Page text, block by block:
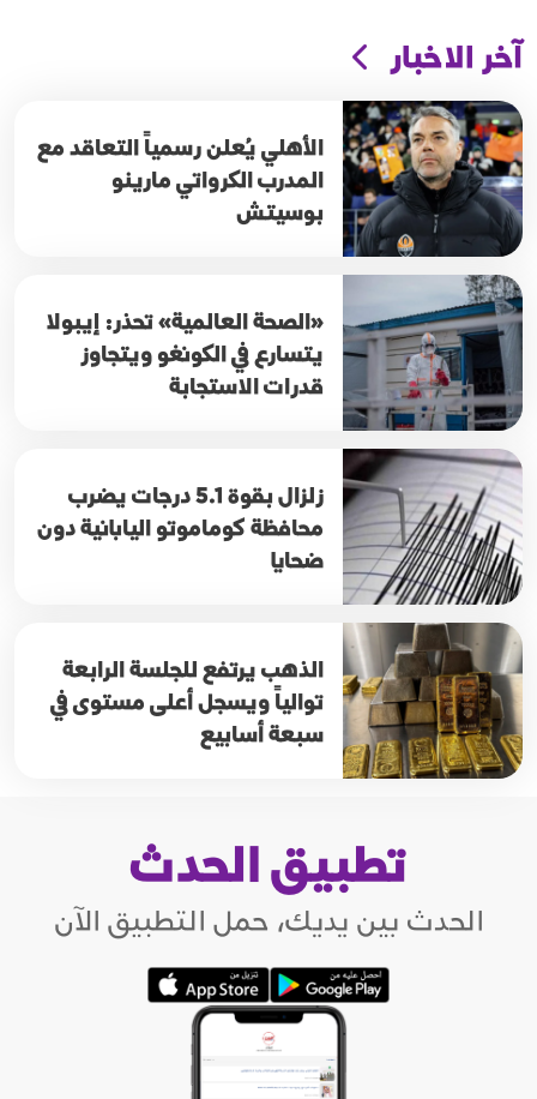
آخر الاخبار
الأهلي يُعلن رسمياً التعاقد مع
المدرب الكرواتي مارينو
بوسيتش
«الصحة العالمية» تحذر: إيبولا
يتسارع في الكونغو ويتجاوز
قدرات الاستجابة
زلزال بقوة 5.1 درجات يضرب
محافظة كوماموتو اليابانية دون
ضحايا
الذهب يرتفع للجلسة الرابعة
توالياً ويسجل أعلى مستوى في
سبعة أسابيع
تطبيق الحدث
الحدث بين يديك، حمل التطبيق الآن